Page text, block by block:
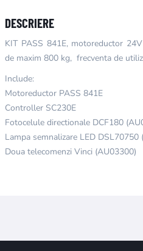
DESCRIERE
KIT PASS 841E, motoreductor
de maxim 800 kg, frecventa de
Include:
Motoreductor PASS 841E
Controller SC230E
Fotocelule directionale DCF180
Lampa semnalizare LED DSL70750
Doua telecomenzi Vinci (AU03300)